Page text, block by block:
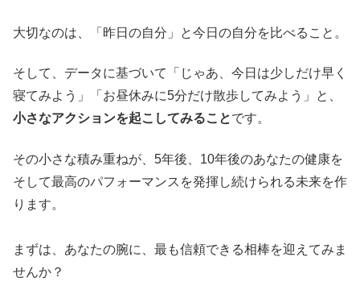
大切なのは、「昨日の自分」と今日の自分を比べること。
そして、データに基づいて「じゃあ、今日は少しだけ早く
寝てみよう」「お昼休みに5分だけ散歩してみよう」と、
小さなアクションを起こしてみることです。
その小さな積み重ねが、5年後、10年後のあなたの健康を
そして最高のパフォーマンスを発揮し続けられる未来を作
ります。
まずは、あなたの腕に、最も信頼できる相棒を迎えてみま
せんか？